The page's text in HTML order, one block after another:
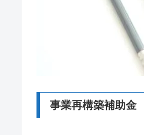
事業再構築補助金